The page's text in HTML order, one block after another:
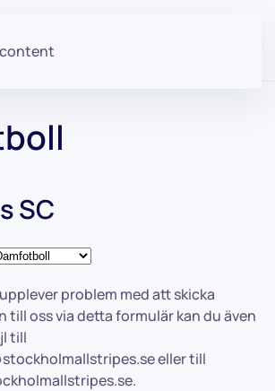
SC
problem med att skicka
till oss via detta formulär kan du även
till
eller till
.